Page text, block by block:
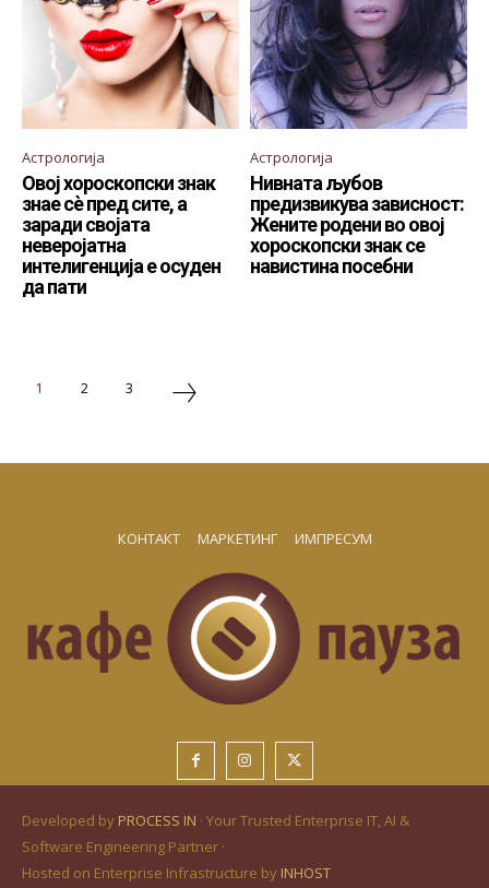
Астрологија
Овој хороскопски знак
знае сè пред сите, а
заради својата
неверојатна
интелигенција е осуден
да пати
Астрологија
Нивната љубов
предизвикува зависност:
Жените родени во овој
хороскопски знак се
навистина посебни
1 2 3
КОНТАКТ МАРКЕТИНГ ИМПРЕСУМ
Developed by PROCESS IN · Your Trusted Enterprise IT, AI &
Software Engineering Partner ·
Hosted on Enterprise Infrastructure by INHOST